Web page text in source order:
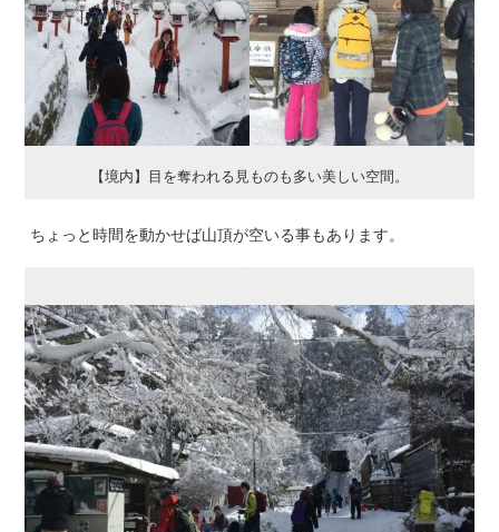
【境内】目を奪われる見ものも多い美しい空間。
ちょっと時間を動かせば山頂が空いる事もあります。